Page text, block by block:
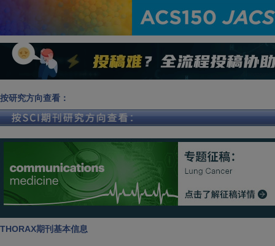
按研究方向查看：
THORAX期刊基本信息